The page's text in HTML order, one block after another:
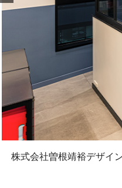
株式会社曽根靖裕デザイ